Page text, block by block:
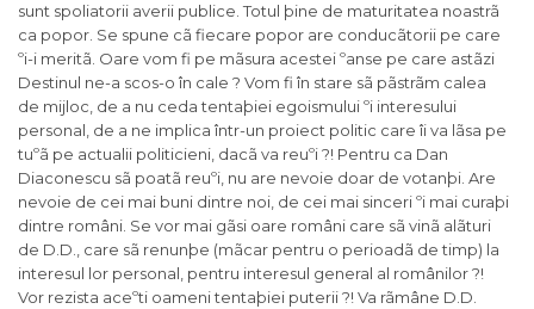
sunt spoliatorii averii publice. Totul þine de maturitatea noastrã
ca popor. Se spune cã fiecare popor are conducãtorii pe care
ºi-i meritã. Oare vom fi pe mãsura acestei ºanse pe care astãzi
Destinul ne-a scos-o în cale ? Vom fi în stare sã pãstrãm calea
de mijloc, de a nu ceda tentaþiei egoismului ºi interesului
personal, de a ne implica într-un proiect politic care îi va lãsa pe
tuºã pe actualii politicieni, dacã va reuºi ?! Pentru ca Dan
Diaconescu sã poatã reuºi, nu are nevoie doar de votanþi. Are
nevoie de cei mai buni dintre noi, de cei mai sinceri ºi mai curaþi
dintre români. Se vor mai gãsi oare români care sã vinã alãturi
de D.D., care sã renunþe (mãcar pentru o perioadã de timp) la
interesul lor personal, pentru interesul general al românilor ?!
Vor rezista aceºti oameni tentaþiei puterii ?! Va rãmâne D.D.